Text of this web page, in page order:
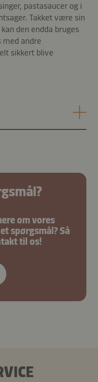
pastasaucer og i
Takket være sin
den endda bruges
med andre
sikkert blive
om vores
spørgsmål? Så
til os!